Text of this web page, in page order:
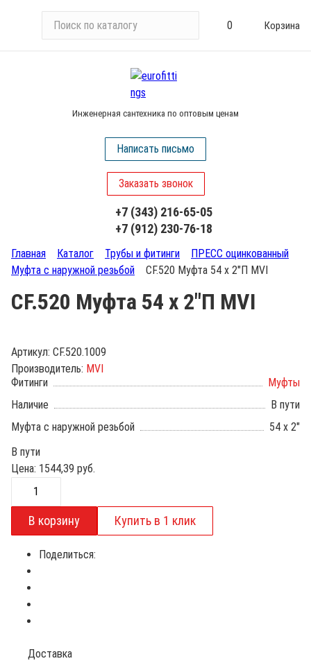
и
у
0 Корзина
Инженерная сантехника по оптовым ценам
Написать письмо
Заказать звонок
+7 (343) 216-65-05
+7 (912) 230-76-18
Главная Каталог Трубы и фитинги
ПРЕСС оцинкованный
Муфта с наружной резьбой
CF.520 Муфта 54 х 2"П MVI
CF.520 Муфта 54 х 2"П MVI
Артикул: CF.520.1009
Производитель: MVI
Фитинги
Муфты
Наличие
В пути
Муфта с наружной резьбой
54 х 2"
В пути
Цена: 1544,39 руб.
Поделиться:
Доставка